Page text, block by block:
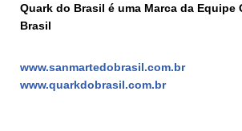
Quark do Brasil é uma Marca da Equipe
Brasil
www.sanmartedobrasil.com.br
www.quarkdobrasil.com.br